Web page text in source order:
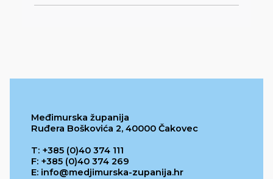
Međimurska županija
Ruđera Boškovića 2, 40000 Čakovec
T: +385 (0)40 374 111
F: +385 (0)40 374 269
E: info@medjimurska-zupanija.hr